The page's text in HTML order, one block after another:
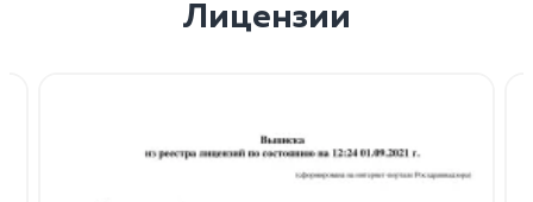
Лицензии